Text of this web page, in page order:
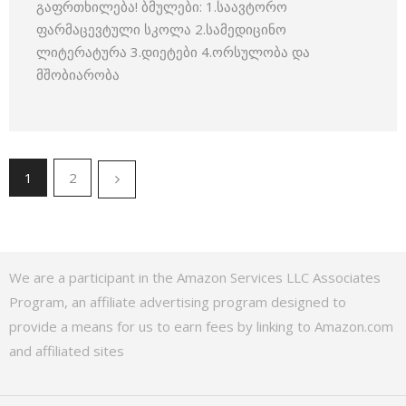
გაფრთხილება! ბმულები: 1.საავტორო
ფარმაცევტული სკოლა 2.სამედიცინო
ლიტერატურა 3.დიეტები 4.ორსულობა და
მშობიარობა
1 2
We are a participant in the Amazon Services LLC Associates
Program, an affiliate advertising program designed to
provide a means for us to earn fees by linking to Amazon.com
and affiliated sites